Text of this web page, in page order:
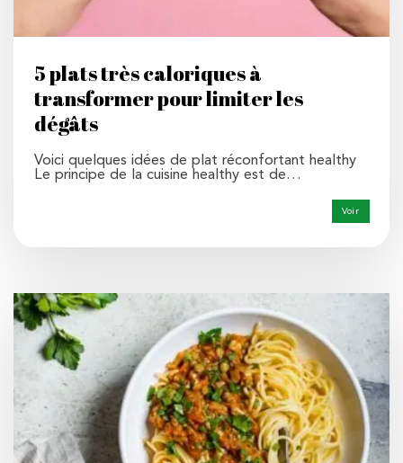
5 plats très caloriques à
transformer pour limiter les
dégâts
Voici quelques idées de plat réconfortant healthy
Le principe de la cuisine healthy est de…
Voir